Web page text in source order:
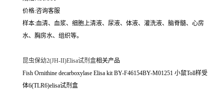
价格:咨询客服
样本:血清、血浆、细胞上清液、尿液、体液、灌洗液、脑脊髓、心房
水、胸房水、组织等。
昆虫保幼2(JH-II)Elisa试剂盒相关产品
Fish Ornithine decarboxylase Elisa kit BY-F46154BY-M01251 小鼠Toll样受
体6(TLR6)elisa试剂盒